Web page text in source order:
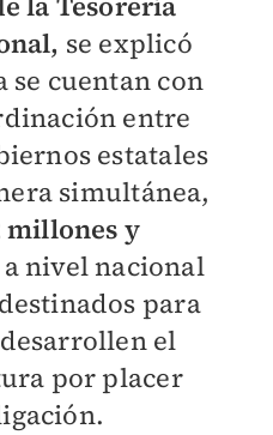
se explicó
se cuentan con
entre
estatales
simultánea,
millones y
a nivel nacional
para
el
por placer